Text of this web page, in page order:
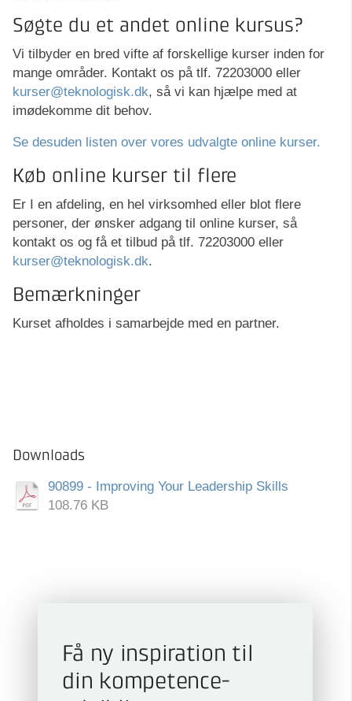
Søgte du et andet online kursus?
Vi tilbyder en bred vifte af forskellige kurser inden for
mange områder. Kontakt os på tlf. 72203000 eller
kurser@teknologisk.dk, så vi kan hjælpe med at
imødekomme dit behov.
Se desuden listen over vores udvalgte online kurser.
Køb online kurser til flere
Er I en afdeling, en hel virksomhed eller blot flere
personer, der ønsker adgang til online kurser, så
kontakt os og få et tilbud på tlf. 72203000 eller
kurser@teknologisk.dk.
Bemærkninger
Kurset afholdes i samarbejde med en partner.
Downloads
90899 - Improving Your Leadership Skills
108.76 KB
Få ny inspiration til
din kompetence­